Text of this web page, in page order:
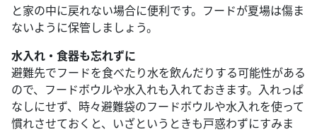
と家の中に戻れない場合に便利です。フードが夏場は傷ま
ないように保管しましょう。
水入れ・食器も忘れずに
避難先でフードを食べたり水を飲んだりする可能性がある
ので、フードボウルや水入れも入れておきます。入れっぱ
なしにせず、時々避難袋のフードボウルや水入れを使って
慣れさせておくと、いざというときも戸惑わずにすみま